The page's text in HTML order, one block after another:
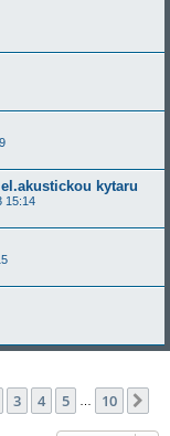
kytaru
15:14
z 10
3 4 5 10